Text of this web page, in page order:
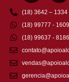
(18) 3642 – 1334
(18) 99777 - 1609
(18) 99637 - 8186